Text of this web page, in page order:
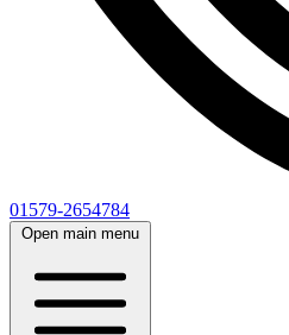
01579-2654784
Open main menu